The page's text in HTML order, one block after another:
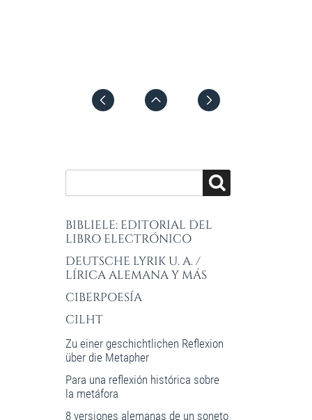
BIBLIELE: EDITORIAL DEL
LIBRO ELECTRÓNICO
DEUTSCHE LYRIK U. A. /
LÍRICA ALEMANA Y MÁS
CIBERPOESÍA
CILHT
Zu einer geschichtlichen Reflexion
über die Metapher
Para una reflexión histórica sobre
la metáfora
8 versiones alemanas de un soneto